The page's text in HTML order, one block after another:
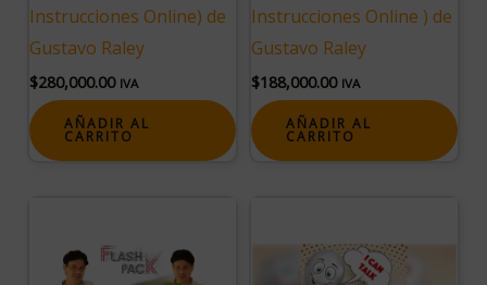
Instrucciones Online) de
Gustavo Raley
$280,000.00 IVA
AÑADIR AL
CARRITO
Instrucciones Online ) de
Gustavo Raley
$188,000.00 IVA
AÑADIR AL
CARRITO